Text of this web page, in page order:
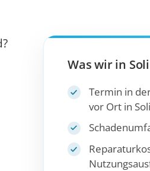
Was wir in
Termin in
vor Ort in